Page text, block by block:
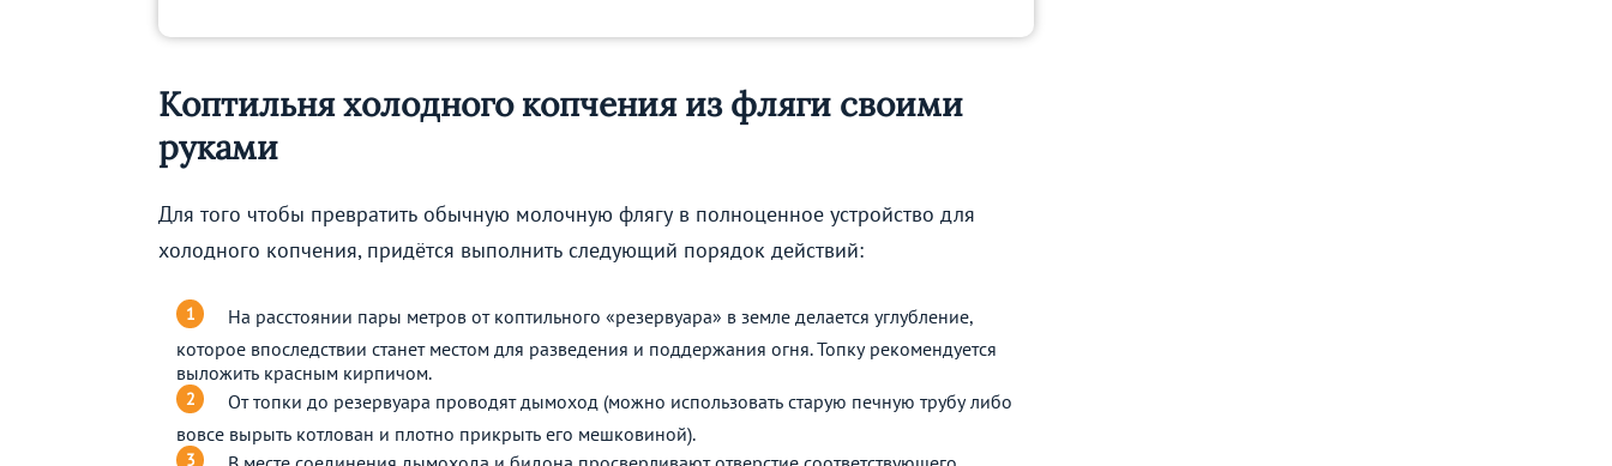
Коптильня холодного копчения из фляги своими
руками
Для того чтобы превратить обычную молочную флягу в полноценное устройство для
холодного копчения, придётся выполнить следующий порядок действий:
На расстоянии пары метров от коптильного «резервуара» в земле делается углубление,
которое впоследствии станет местом для разведения и поддержания огня. Топку рекомендуется
выложить красным кирпичом.
От топки до резервуара проводят дымоход (можно использовать старую печную трубу либо
вовсе вырыть котлован и плотно прикрыть его мешковиной).